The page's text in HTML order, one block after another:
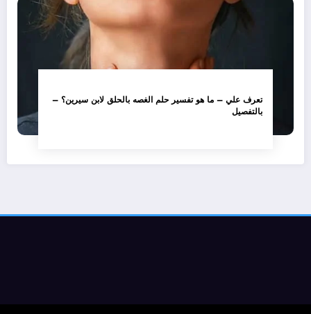
تعرف علي – ما هو تفسير حلم الغصه بالحلق لابن سيرين؟ –
بالتفصيل